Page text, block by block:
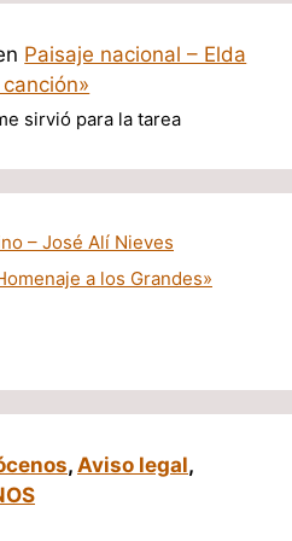
Paisaje nacional – Elda
sirvió para la tarea
– José Alí Nieves
a los Grandes»
, Aviso legal,